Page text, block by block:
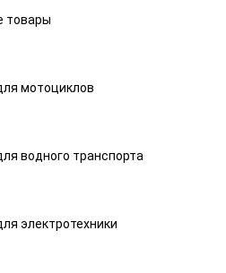
товары
мотоциклов
водного транспорта
электротехники